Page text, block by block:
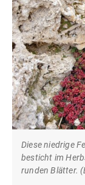
Diese niedrige
besticht im
runden Blätter.